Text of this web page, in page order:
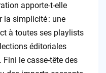
apporte-t-elle
la simplicité : une
à toutes ses playlists
éditoriales
le casse-tête des